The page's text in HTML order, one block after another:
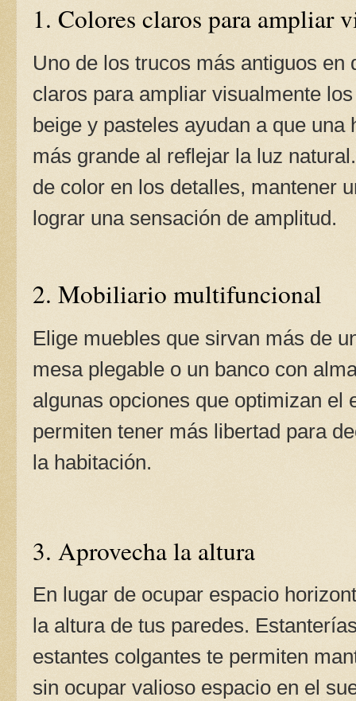
1. Colores claros para ampliar
Uno de los trucos más antiguos
claros para ampliar visualmente
beige y pasteles ayudan a que
más grande al reflejar la luz
de color en los detalles, mantener
lograr una sensación de amplitud.
2. Mobiliario multifuncional
Elige muebles que sirvan más de
mesa plegable o un banco con
algunas opciones que optimizan el
permiten tener más libertad para
la habitación.
3. Aprovecha la altura
En lugar de ocupar espacio
la altura de tus paredes.
estantes colgantes te permiten
sin ocupar valioso espacio en el